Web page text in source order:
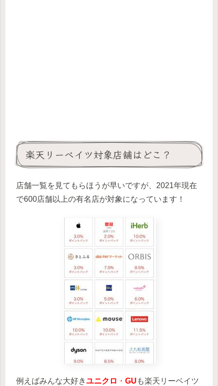
楽天リーベイツ対象店舗はどこ？
店舗一覧を見てもらほうが早いですが、2021年現在
で600店舗以上の有名店が対象になっています！
例えばみんな大好きユニクロ ・ GU も楽天リーベイツ